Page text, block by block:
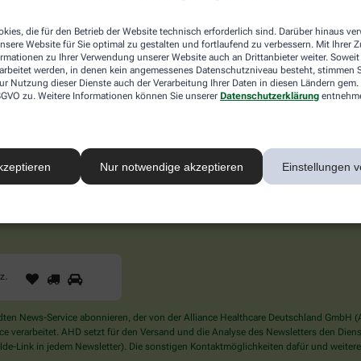
die für den Betrieb der Website technisch erforderlich sind. Darüber hinaus
Website für Sie optimal zu gestalten und fortlaufend zu verbessern. Mit Ihrer
zu Ihrer Verwendung unserer Website auch an Drittanbieter weiter. Soweit
werden, in denen kein angemessenes Datenschutzniveau besteht, stimmen
Nutzung dieser Dienste auch der Verarbeitung Ihrer Daten in diesen Ländern
zu. Weitere Informationen können Sie unserer Datenschutzerklärung
Nur notwendige akzeptieren Einstellungen
Nerv.
den oberen Kopfbereich, die Stirn, Augen, Nase, Ober-
er das Signal (auch) an das Nieszentrum weitergibt,
sichern Sie sich Ihren 10% Gutschein* für unsere
.
Sind
Sie
Mensch?
Dann
wählen
1 2
News-Service abonnieren, der von der Alliance Healthcare Deutschland
verarbeitet. AHD setzt für den Versand und die Analyse des Newsletters den
Link in jedem Newsletter). Die sonstigen Kontaktmöglichkeiten dafür und